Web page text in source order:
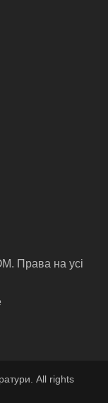
Права на усі
All rights